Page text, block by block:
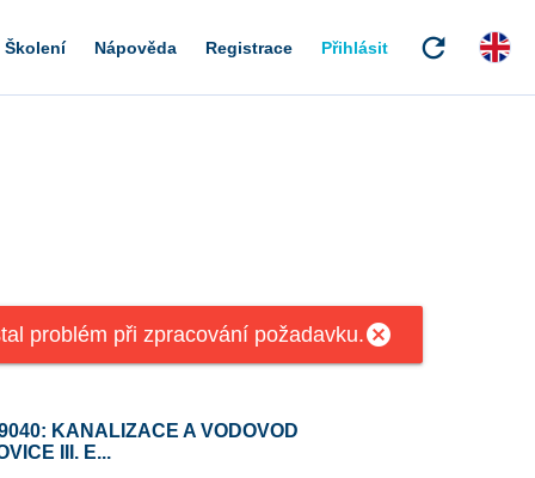
Školení Nápověda Registrace Přihlásit refresh
KANALIZACE A VODOVOD
III. E...